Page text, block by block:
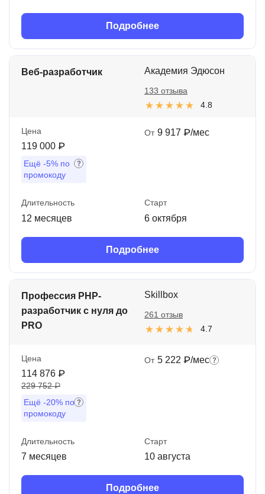
Подробнее
Веб-разработчик Академия Эдюсон
4.8
133 отзыва
Цена
119 000 ₽
Ещё -5% по
промокоду
От 9 917 ₽/мес
Длительность
12 месяцев
Старт
6 октября
Подробнее
Профессия PHP-
разработчик с нуля до
PRO
Skillbox
4.7
261 отзыв
Цена
114 876 ₽
229 752 ₽
Ещё -20% по
промокоду
От 5 222 ₽/мес
Длительность
7 месяцев
Старт
10 августа
Подробнее